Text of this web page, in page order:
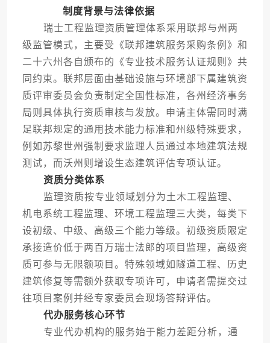
制度背景与法律依据
瑞士工程监理资质管理体系采用联邦与州两
级监管模式，主要受《联邦建筑服务采购条例》和
二十六州各自颁布的《专业技术服务认证规则》共
同约束。联邦层面由基础设施与环境部下属建筑资
质评审委员会负责制定全国性标准，各州经济事务
局则具体执行资质审核与发放。申请主体需同时满
足联邦规定的通用技术能力标准和州级特殊要求，
例如苏黎世州强制要求监理人员通过本地建筑法规
测试，而沃州则增设生态建筑评估专项认证。
资质分类体系
监理资质按专业领域划分为土木工程监理、
机电系统工程监理、环境工程监理三大类，每类下
设初级、中级、高级三个能力等级。初级资质限定
承接造价低于两百万瑞士法郎的项目监理，高级资
质可参与无限额项目。特殊领域如隧道工程、历史
建筑修复等需额外获取专项许可，申请者需提交过
往项目案例并经专家委员会现场答辩评估。
代办服务核心环节
专业代办机构的服务始于能力差距分析，通